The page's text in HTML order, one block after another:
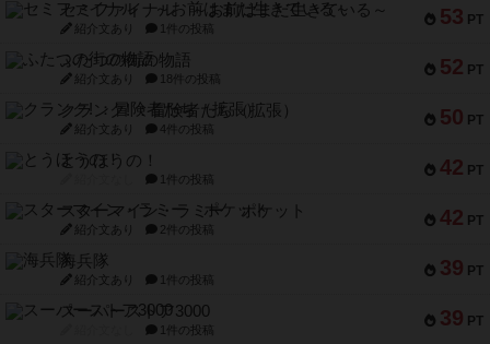
53 PT
セミファイナル ～お前はまだ生きている～
紹介文あり 1件の投稿
52 PT
ふたつの街の物語
紹介文あり 18件の投稿
50 PT
クランク! ：冒険者たち（拡張）
紹介文あり 4件の投稿
42 PT
とうほうの！
1件の投稿
42 PT
スターマイン・ラミー ポケット
紹介文あり 2件の投稿
39 PT
海兵隊
紹介文あり 1件の投稿
39 PT
スーパーストア3000
1件の投稿